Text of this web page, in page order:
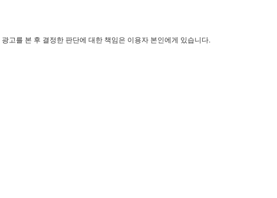
고를 본 후 결정한 판단에 대한 책임은 이용자 본인에게 있습니다.